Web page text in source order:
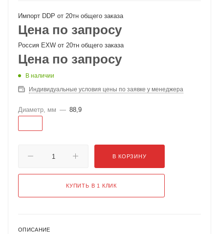
Импорт DDP от 20тн общего заказа
Цена по запросу
Россия EXW от 20тн общего заказа
Цена по запросу
В наличии
Индивидуальные условия цены по заявке у менеджера
Диаметр, мм — 88,9
В КОРЗИНУ
КУПИТЬ В 1 КЛИК
ОПИСАНИЕ